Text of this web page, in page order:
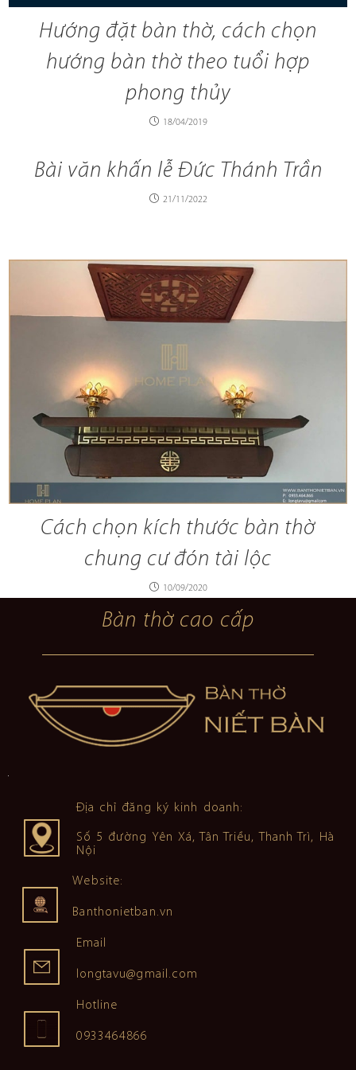
Hướng đặt bàn thờ, cách chọn
hướng bàn thờ theo tuổi hợp
phong thủy
18/04/2019
Bài văn khấn lễ Đức Thánh Trần
21/11/2022
Cách chọn kích thước bàn thờ
chung cư đón tài lộc
10/09/2020
Bàn thờ cao cấp
Địa chỉ đăng ký kinh doanh:
Số 5 đường Yên Xá, Tân Triều, Thanh Trì, Hà
Nội
Website:
Banthonietban.vn
Email
longtavu@gmail.com
Hotline
0933464866